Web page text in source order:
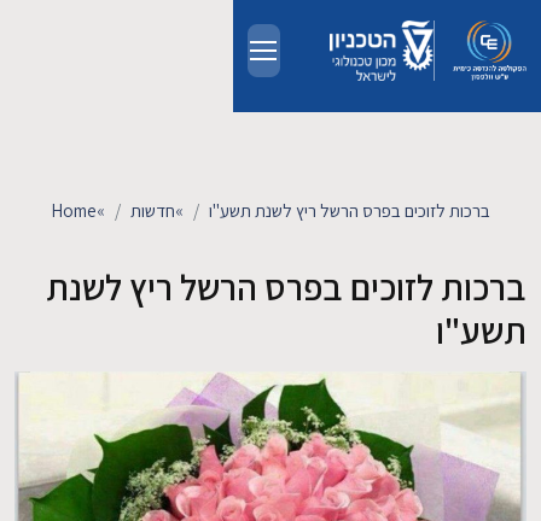
מחקר
חדשות ואירועים
קשרי תעשייה
Home» חדשות» ברכות לזוכים בפרס הרשל ריץ לשנת תשע"ו
ברכות לזוכים בפרס הרשל ריץ לשנת
תשע"ו